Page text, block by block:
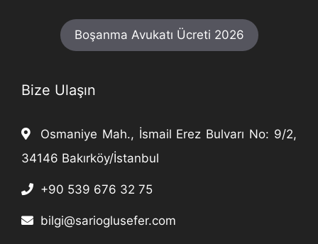
Boşanma Avukatı Ücreti 2026
Bize Ulaşın
Osmaniye Mah., İsmail Erez Bulvarı No: 9/2,
34146 Bakırköy/İstanbul
+90 539 676 32 75
bilgi@sarioglusefer.com